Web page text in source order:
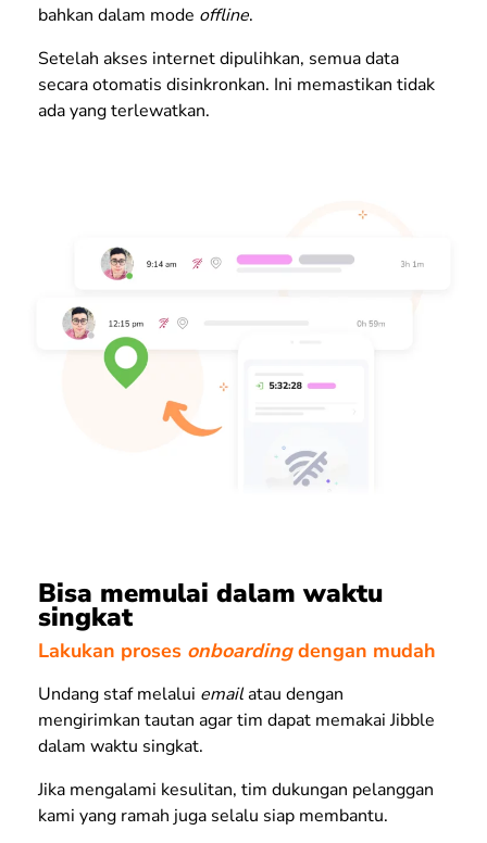
bahkan dalam mode offline.
Setelah akses internet dipulihkan, semua data
secara otomatis disinkronkan. Ini memastikan tidak
ada yang terlewatkan.
Bisa memulai dalam waktu
singkat
Lakukan proses onboardingdengan mudah
Undang staf melalui emailatau dengan
mengirimkan tautan agar tim dapat memakai Jibble
dalam waktu singkat.
Jika mengalami kesulitan, tim dukungan pelanggan
kami yang ramah juga selalu siap membantu.